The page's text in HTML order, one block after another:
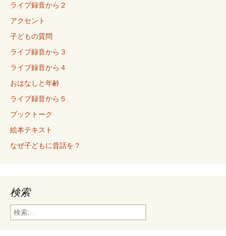
ライブ録音から２
アクセント
子どもの質問
ライブ録音から３
ライブ録音から４
おはなしと年齢
ライブ録音から５
ブックトーク
絵本テキスト
なぜ子どもに昔話を？
検索
検
索